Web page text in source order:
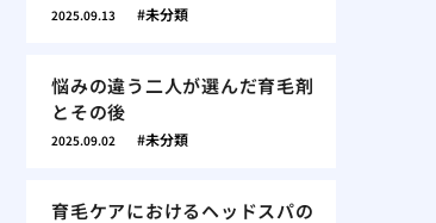
2025.09.13 未分類
悩みの違う二人が選んだ育毛剤
とその後
2025.09.02 未分類
育毛ケアにおけるヘッドスパの